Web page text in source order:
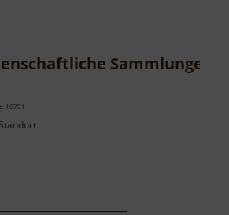
Sammlungen
10701